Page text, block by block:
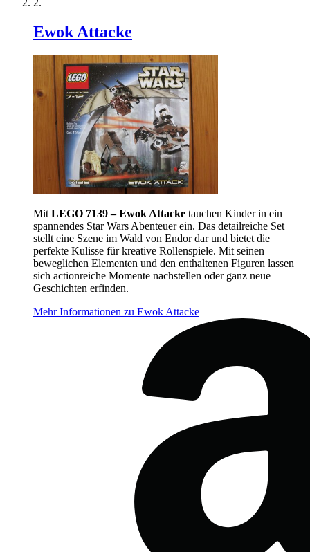
Ewok Attacke
Mit LEGO 7139 – Ewok Attacke tauchen Kinder in ein
spannendes Star Wars Abenteuer ein. Das detailreiche Set
stellt eine Szene im Wald von Endor dar und bietet die
perfekte Kulisse für kreative Rollenspiele. Mit seinen
beweglichen Elementen und den enthaltenen Figuren lassen
sich actionreiche Momente nachstellen oder ganz neue
Geschichten erfinden.
Mehr Informationen zu Ewok Attacke